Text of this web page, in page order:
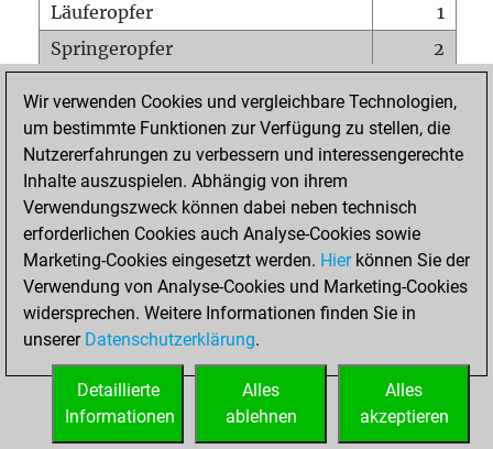
Läuferopfer
1
Springeropfer
2
Matt auf vollem Brett
0
Bauer setzt Matt
0
Erstickte Matts
Unterverwandlungen
Türme auf der siebten
1
STARTSEITE
Wir verwenden Cookies und vergleichbare Technologien,
um bestimmte Funktionen zur Verfügung zu stellen, die
Nutzererfahrungen zu verbessern und interessengerechte
Inhalte auszuspielen. Abhängig von ihrem
Verwendungszweck können dabei neben technisch
erforderlichen Cookies auch Analyse-Cookies sowie
Marketing-Cookies eingesetzt werden. Hierkönnen Sie der
Verwendung von Analyse-Cookies und Marketing-Cookies
widersprechen. Weitere Informationen finden Sie in
unserer Datenschutzerklärung.
Alles
akzeptieren
Alles
ablehnen
Detaillierte
Informationen